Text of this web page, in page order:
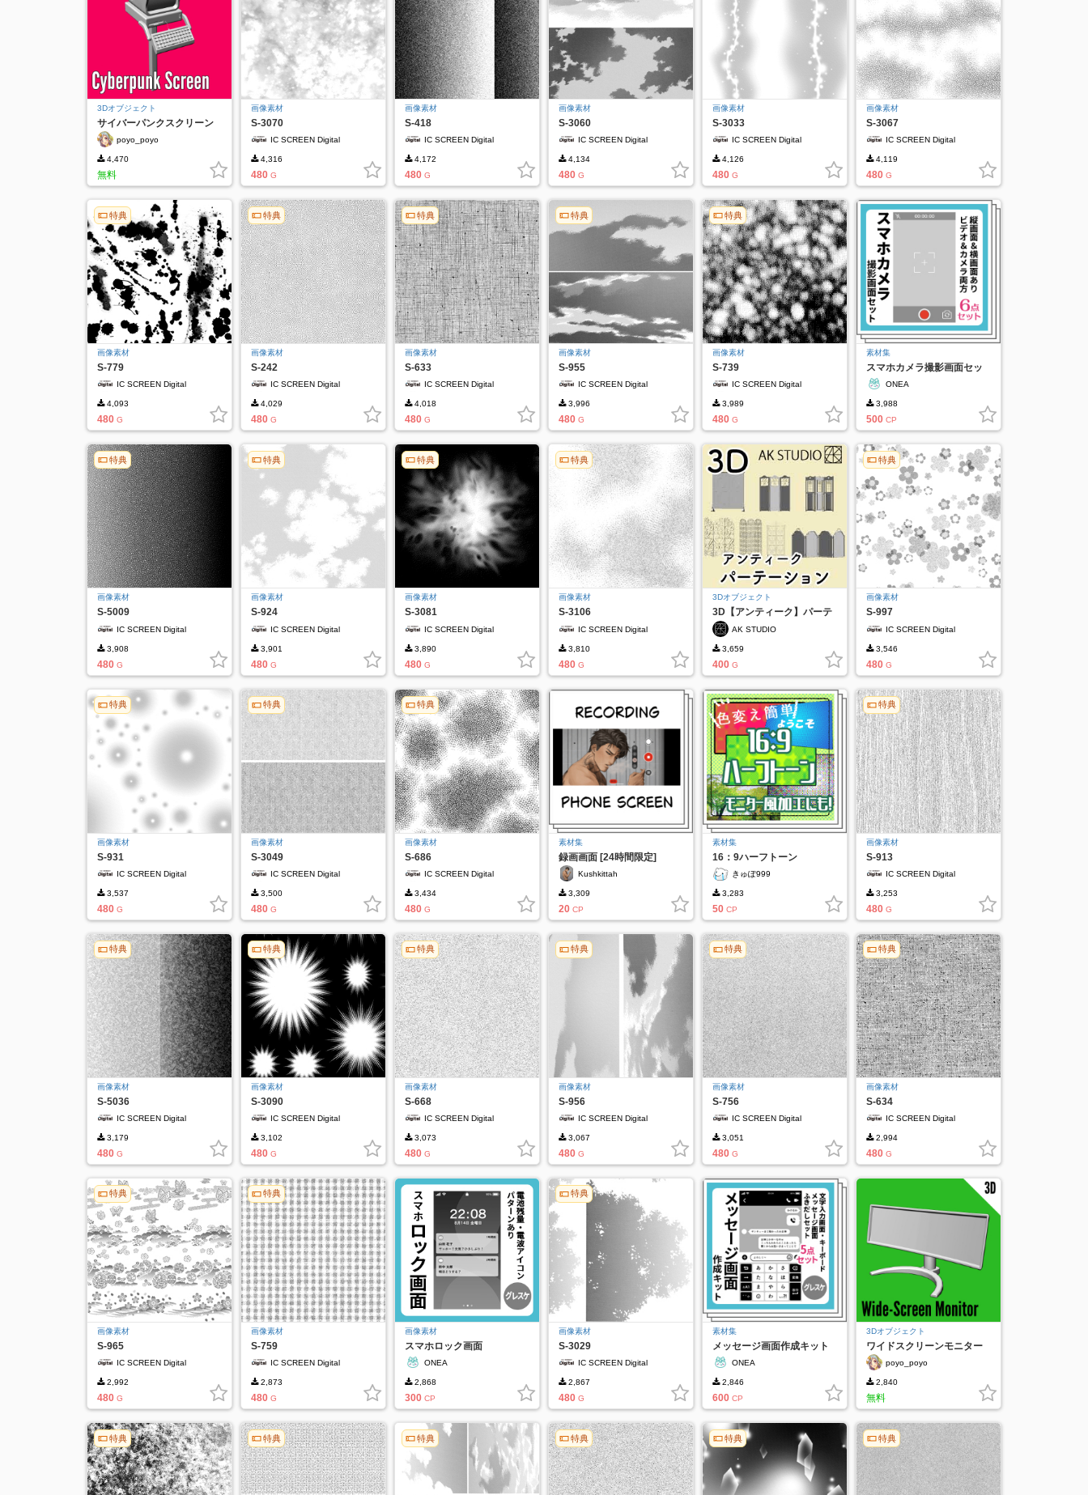
3Dオブジェクト
サイバーパンクスクリーン
[フォーエバーフリー]
poyo_poyo
4,470
無料
画像素材
S-3070
IC SCREEN Digital
4,316
480 G
画像素材
S-418
IC SCREEN Digital
4,172
480 G
画像素材
S-3060
IC SCREEN Digital
4,134
480 G
画像素材
S-3033
IC SCREEN Digital
4,126
480 G
画像素材
S-3067
IC SCREEN Digital
4,119
480 G
特典
画像素材
S-779
IC SCREEN Digital
4,093
480 G
特典
画像素材
S-242
IC SCREEN Digital
4,029
480 G
特典
画像素材
S-633
IC SCREEN Digital
4,018
480 G
特典
画像素材
S-955
IC SCREEN Digital
3,996
480 G
特典
画像素材
S-739
IC SCREEN Digital
3,989
480 G
素材集
スマホカメラ撮影画面セッ
ト
ONEA
3,988
500 CP
特典
画像素材
S-5009
IC SCREEN Digital
3,908
480 G
特典
画像素材
S-924
IC SCREEN Digital
3,901
480 G
特典
画像素材
S-3081
IC SCREEN Digital
3,890
480 G
特典
画像素材
S-3106
IC SCREEN Digital
3,810
480 G
3Dオブジェクト
3D【アンティーク】パーテ
ーション7点セット
AK STUDIO
3,659
400 G
特典
画像素材
S-997
IC SCREEN Digital
3,546
480 G
特典
画像素材
S-931
IC SCREEN Digital
3,537
480 G
特典
画像素材
S-3049
IC SCREEN Digital
3,500
480 G
特典
画像素材
S-686
IC SCREEN Digital
3,434
480 G
素材集
録画画面 [24時間限定]
Kushkittah
3,309
20 CP
素材集
16：9ハーフトーン
きゅぽ999
3,283
50 CP
特典
画像素材
S-913
IC SCREEN Digital
3,253
480 G
特典
画像素材
S-5036
IC SCREEN Digital
3,179
480 G
特典
画像素材
S-3090
IC SCREEN Digital
3,102
480 G
特典
画像素材
S-668
IC SCREEN Digital
3,073
480 G
特典
画像素材
S-956
IC SCREEN Digital
3,067
480 G
特典
画像素材
S-756
IC SCREEN Digital
3,051
480 G
特典
画像素材
S-634
IC SCREEN Digital
2,994
480 G
特典
画像素材
S-965
IC SCREEN Digital
2,992
480 G
特典
画像素材
S-759
IC SCREEN Digital
2,873
480 G
画像素材
スマホロック画面
ONEA
2,868
300 CP
特典
画像素材
S-3029
IC SCREEN Digital
2,867
480 G
素材集
メッセージ画面作成キット
ONEA
2,846
600 CP
3Dオブジェクト
ワイドスクリーンモニター
[Forever_Free]
poyo_poyo
2,840
無料
特典 特典 特典 特典 特典 特典